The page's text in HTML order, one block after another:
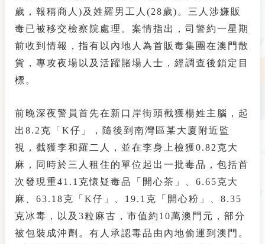
歲，報稱商人)及姓羅男工人(28歲)。三人涉嫌販
毒已被移交檢察院處理。案情指出，司警約一星期
前收到情報，指有以內地人為首販毒集團在澳門散
貨，專攻夜場以及活躍賭場人士，經調查後鎖定目
標。
前晚深夜警員首先在新口岸街頭截獲楊姓主腦，起
出8.2克「K仔」，隨後到南灣區某大廈附近監
視，截獲李和羅二人，並在李身上檢獲0.82克大
麻，同時於三人租住的單位起出一批毒品，包括首
次發現重41.1克懷疑毒品「開心茶」、6.65克大
麻、63.18克「K仔」、19.1克「開心粉」、8.35
克冰毒，以及3粒麻古，市值約10萬澳門元，部分
被包裝成沖劑。有人承認毒品由內地偷運到澳門。